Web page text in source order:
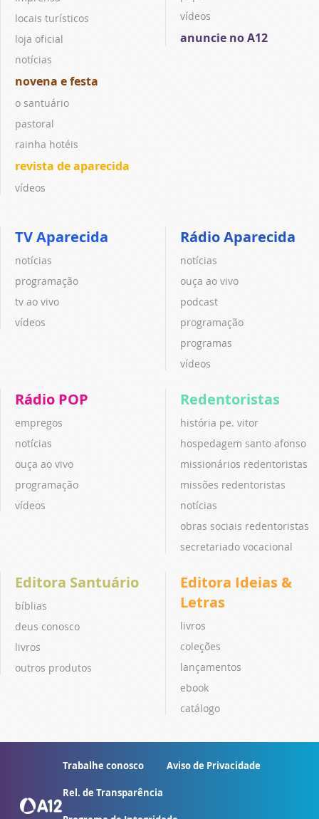
locais turísticos
loja oficial
notícias
novena e festa
o santuário
pastoral
rainha hotéis
revista de aparecida
vídeos
vídeos
anuncie no A12
TV Aparecida
notícias
programação
tv ao vivo
vídeos
Rádio Aparecida
notícias
ouça ao vivo
podcast
programação
programas
vídeos
Rádio POP
empregos
notícias
ouça ao vivo
programação
vídeos
Redentoristas
história pe. vitor
hospedagem santo afonso
missionários redentoristas
missões redentoristas
notícias
obras sociais redentoristas
secretariado vocacional
Editora Santuário
bíblias
deus conosco
livros
outros produtos
Editora Ideias &
Letras
livros
coleções
lançamentos
ebook
catálogo
Trabalhe conosco Aviso de Privacidade
Rel. de Transparência